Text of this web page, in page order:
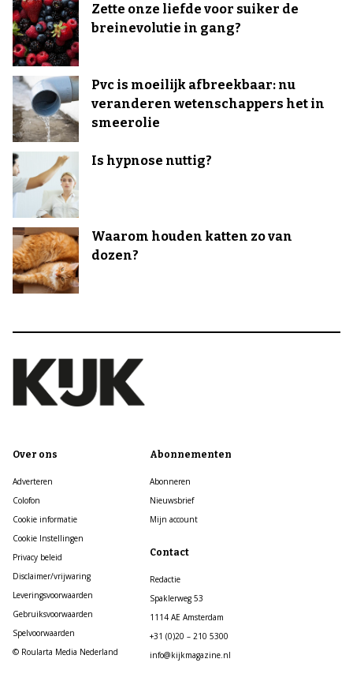
Zette onze liefde voor suiker de
breinevolutie in gang?
Pvc is moeilijk afbreekbaar: nu
veranderen wetenschappers het in
smeerolie
Is hypnose nuttig?
Waarom houden katten zo van
dozen?
Over ons
Adverteren
Colofon
Cookie informatie
Cookie Instellingen
Privacy beleid
Disclaimer/vrijwaring
Leveringsvoorwaarden
Gebruiksvoorwaarden
Spelvoorwaarden
© Roularta Media Nederland
Abonnementen
Abonneren
Nieuwsbrief
Mijn account
Contact
Redactie
Spaklerweg 53
1114 AE Amsterdam
+31 (0)20 – 210 5300
info@kijkmagazine.nl